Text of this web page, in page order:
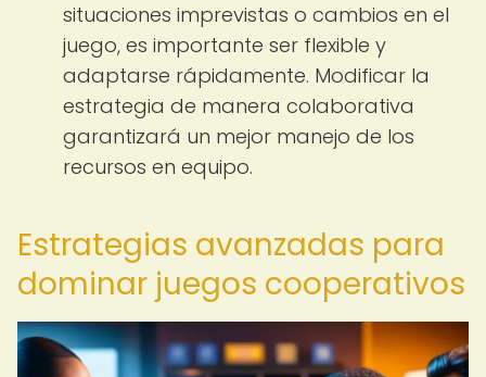
situaciones imprevistas o cambios en el
juego, es importante ser flexible y
adaptarse rápidamente. Modificar la
estrategia de manera colaborativa
garantizará un mejor manejo de los
recursos en equipo.
Estrategias avanzadas para
dominar juegos cooperativos